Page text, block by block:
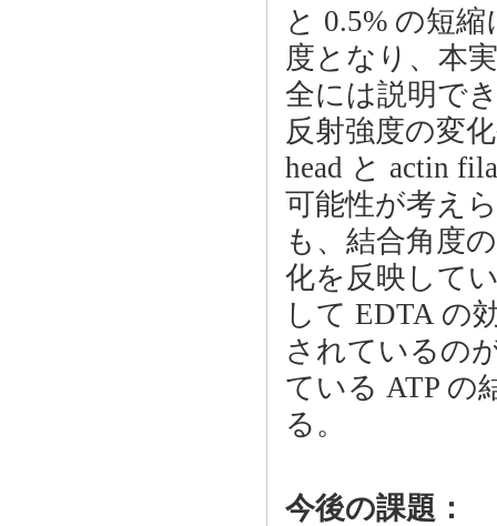
と 0.5% の短
度となり、本
全には説明で
反射強度の変
head と actin
可能性が考え
も、結合角度
化を反映して
して EDTA の
されているの
ている ATP の
る。
今後の課題：